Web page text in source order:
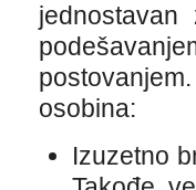
osobina:
Izuzetno